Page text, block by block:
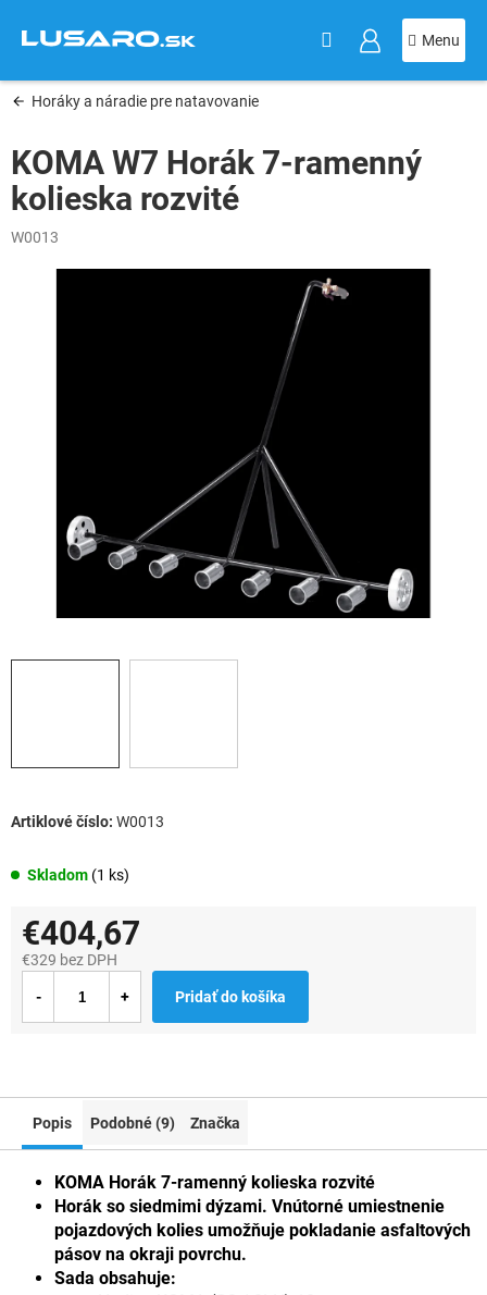
obsah
Horáky a náradie pre natavovanie
KOMA W7 Horák 7-ramenný
kolieska rozvité
W0013
Skladom (1 ks)
W0013
€404,67
€329 bez DPH
cena:
Pridať do košíka
Popis Podobné (9) Značka
KOMA Horák 7-ramenný kolieska rozvité
Horák so siedmimi dýzami. Vnútorné umiestnenie
pojazdových kolies umožňuje pokladanie asfaltových
pásov na okraji povrchu.
Sada obsahuje: